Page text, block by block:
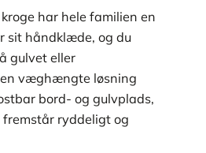
har hele familien en
sit håndklæde, og du
gulvet eller
væghængte løsning
bord- og gulvplads,
ryddeligt og